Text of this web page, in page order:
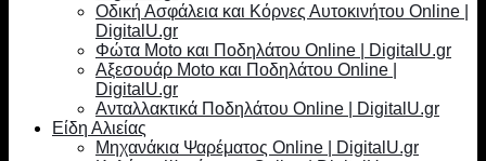
Οδική Ασφάλεια και Κόρνες Αυτοκινήτου Online |
DigitalU.gr
Φώτα Moto και Ποδηλάτου Online | DigitalU.gr
Αξεσουάρ Moto και Ποδηλάτου Online |
DigitalU.gr
Ανταλλακτικά Ποδηλάτου Online | DigitalU.gr
Είδη Αλιείας
Μηχανάκια Ψαρέματος Online | DigitalU.gr